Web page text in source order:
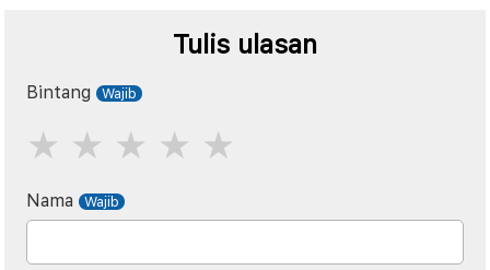
Tulis ulasan
Bintang
Nama